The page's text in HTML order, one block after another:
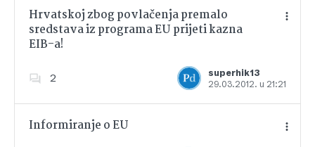
Hrvatskoj zbog povlačenja premalo
sredstava iz programa EU prijeti kazna
EIB-a!
2
superhik13
29.03.2012. u 21:21
Informiranje o EU